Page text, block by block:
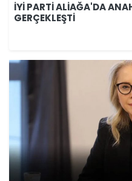
İYİ PARTİ ALİAĞA'DA
GERÇEKLEŞTİ